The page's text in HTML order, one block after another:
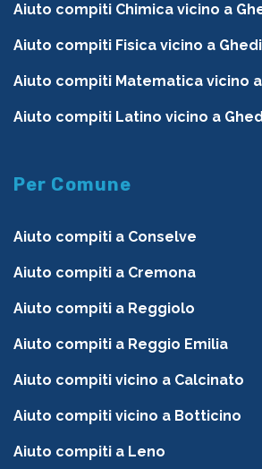
Aiuto compiti Chimica vicino a
Aiuto compiti Fisica vicino a Ghedi
Aiuto compiti Matematica vicino
Aiuto compiti Latino vicino a
Per Comune
Aiuto compiti a Conselve
Aiuto compiti a Cremona
Aiuto compiti a Reggiolo
Aiuto compiti a Reggio Emilia
Aiuto compiti vicino a Calcinato
Aiuto compiti vicino a Botticino
Aiuto compiti a Leno